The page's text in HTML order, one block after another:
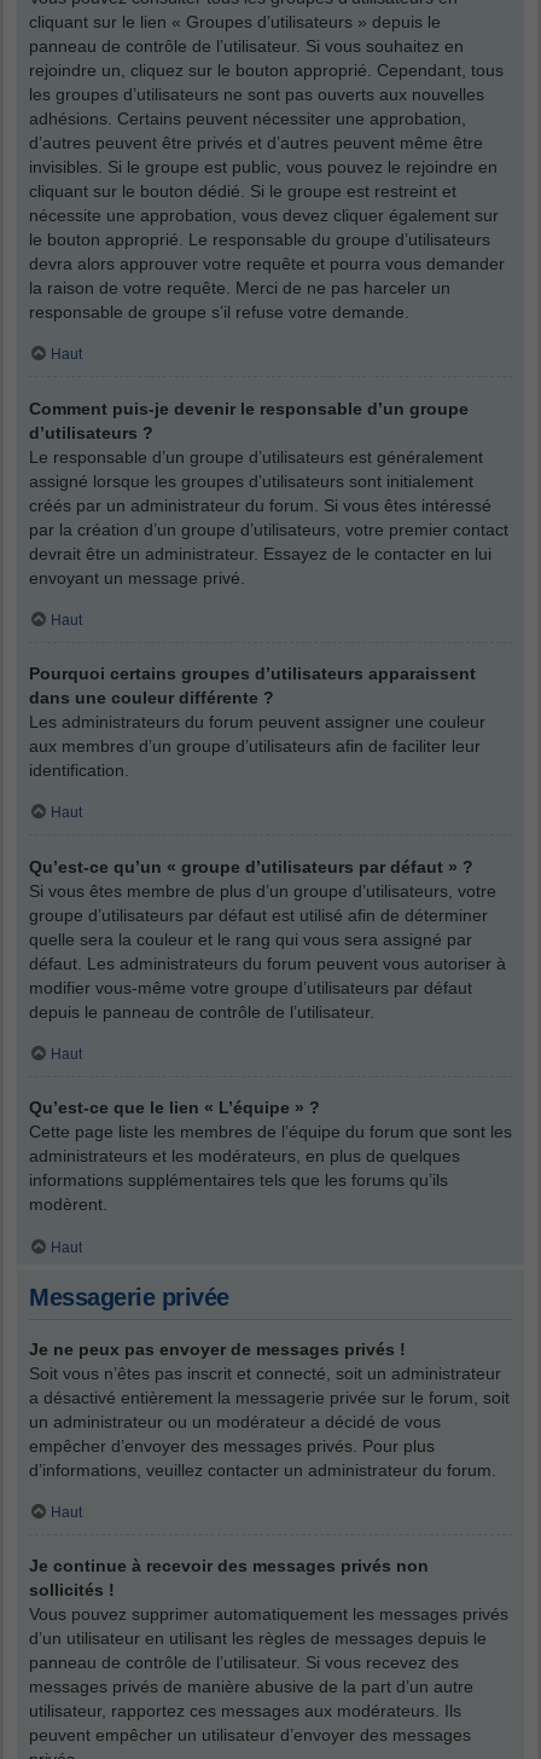
cliquant sur le lien « Groupes d’utilisateurs » depuis le
panneau de contrôle de l’utilisateur. Si vous souhaitez en
rejoindre un, cliquez sur le bouton approprié. Cependant, tous
les groupes d’utilisateurs ne sont pas ouverts aux nouvelles
adhésions. Certains peuvent nécessiter une approbation,
d’autres peuvent être privés et d’autres peuvent même être
invisibles. Si le groupe est public, vous pouvez le rejoindre en
cliquant sur le bouton dédié. Si le groupe est restreint et
nécessite une approbation, vous devez cliquer également sur
le bouton approprié. Le responsable du groupe d’utilisateurs
devra alors approuver votre requête et pourra vous demander
la raison de votre requête. Merci de ne pas harceler un
responsable de groupe s’il refuse votre demande.
Haut
Comment puis-je devenir le responsable d’un groupe
d’utilisateurs ?
Le responsable d’un groupe d’utilisateurs est généralement
assigné lorsque les groupes d’utilisateurs sont initialement
créés par un administrateur du forum. Si vous êtes intéressé
par la création d’un groupe d’utilisateurs, votre premier contact
devrait être un administrateur. Essayez de le contacter en lui
envoyant un message privé.
Haut
Pourquoi certains groupes d’utilisateurs apparaissent
dans une couleur différente ?
Les administrateurs du forum peuvent assigner une couleur
aux membres d’un groupe d’utilisateurs afin de faciliter leur
identification.
Haut
Qu’est-ce qu’un « groupe d’utilisateurs par défaut » ?
Si vous êtes membre de plus d’un groupe d’utilisateurs, votre
groupe d’utilisateurs par défaut est utilisé afin de déterminer
quelle sera la couleur et le rang qui vous sera assigné par
défaut. Les administrateurs du forum peuvent vous autoriser à
modifier vous-même votre groupe d’utilisateurs par défaut
depuis le panneau de contrôle de l’utilisateur.
Haut
Qu’est-ce que le lien « L’équipe » ?
Cette page liste les membres de l’équipe du forum que sont les
administrateurs et les modérateurs, en plus de quelques
informations supplémentaires tels que les forums qu’ils
modèrent.
Haut
Messagerie privée
Je ne peux pas envoyer de messages privés !
Soit vous n’êtes pas inscrit et connecté, soit un administrateur
a désactivé entièrement la messagerie privée sur le forum, soit
un administrateur ou un modérateur a décidé de vous
empêcher d’envoyer des messages privés. Pour plus
d’informations, veuillez contacter un administrateur du forum.
Haut
Je continue à recevoir des messages privés non
sollicités !
Vous pouvez supprimer automatiquement les messages privés
d’un utilisateur en utilisant les règles de messages depuis le
panneau de contrôle de l’utilisateur. Si vous recevez des
messages privés de manière abusive de la part d’un autre
utilisateur, rapportez ces messages aux modérateurs. Ils
peuvent empêcher un utilisateur d’envoyer des messages